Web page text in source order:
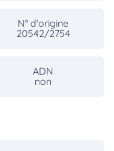
N° d'origine
20542/2754
ADN
non